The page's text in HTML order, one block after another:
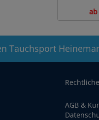
ab
Tauchsport
AGB &